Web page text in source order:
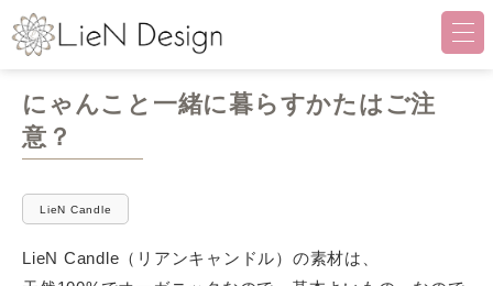
LieN Design（リアンデザイン
にゃんこと一緒に暮らすかたはご注
意？
LieN Candle
LieN Candle（リアンキャンドル）の素材は、